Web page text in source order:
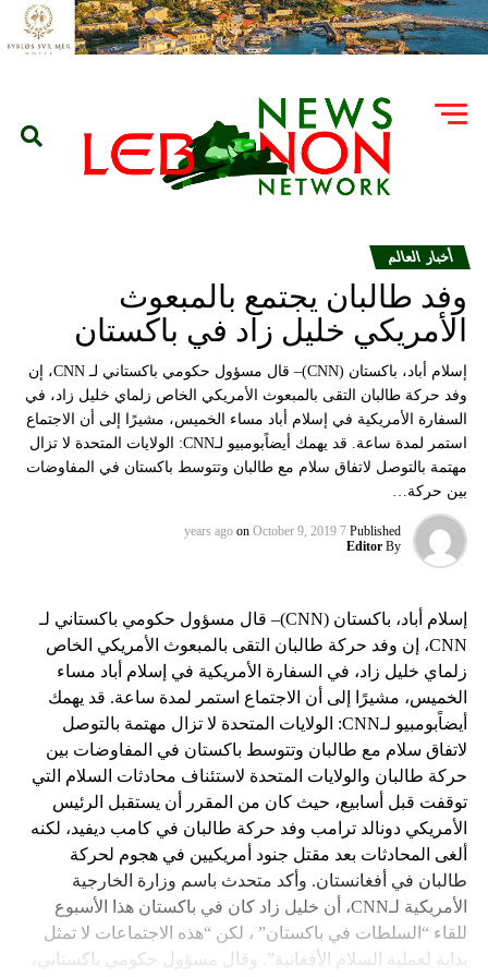
أخبار العالم
وفد طالبان يجتمع بالمبعوث
الأمريكي خليل زاد في باكستان
إسلام أباد، باكستان (CNN)– قال مسؤول حكومي باكستاني لـ CNN، إن
وفد حركة طالبان التقى بالمبعوث الأمريكي الخاص زلماي خليل زاد، في
السفارة الأمريكية في إسلام أباد مساء الخميس، مشيرًا إلى أن الاجتماع
استمر لمدة ساعة. قد يهمك أيضاًبومبيو لـCNN: الولايات المتحدة لا تزال
مهتمة بالتوصل لاتفاق سلام مع طالبان وتتوسط باكستان في المفاوضات
بين حركة…
Published
7 years ago
on October 9, 2019
By
Editor
إسلام أباد، باكستان (CNN)– قال مسؤول حكومي باكستاني لـ
CNN، إن وفد حركة طالبان التقى بالمبعوث الأمريكي الخاص
زلماي خليل زاد، في السفارة الأمريكية في إسلام أباد مساء
الخميس، مشيرًا إلى أن الاجتماع استمر لمدة ساعة. قد يهمك
أيضاًبومبيو لـCNN: الولايات المتحدة لا تزال مهتمة بالتوصل
لاتفاق سلام مع طالبان وتتوسط باكستان في المفاوضات بين
حركة طالبان والولايات المتحدة لاستئناف محادثات السلام التي
توقفت قبل أسابيع، حيث كان من المقرر أن يستقبل الرئيس
الأمريكي دونالد ترامب وفد حركة طالبان في كامب ديفيد، لكنه
ألغى المحادثات بعد مقتل جنود أمريكيين في هجوم لحركة
طالبان في أفغانستان. وأكد متحدث باسم وزارة الخارجية
الأمريكية لـCNN، أن خليل زاد كان في باكستان هذا الأسبوع
للقاء “السلطات في باكستان” ، لكن “هذه الاجتماعات لا تمثل
بداية لعملية السلام الأفغانية”. وقال مسؤول حكومي باكستاني،